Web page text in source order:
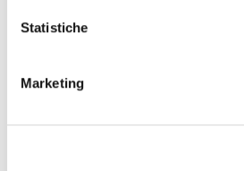
raccogliere informazioni sulla
geografica, con
Identificare il tuo dispositivo,
Approfondisci come vengono
Statistiche
Marketing
carrello
-42%